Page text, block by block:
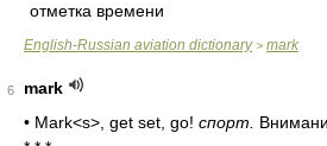
отметка времени
English-Russian aviation dictionary> mark
6
mark
• Mark<s>, get set, go! спорт.